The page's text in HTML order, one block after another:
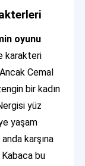
oyunu
karakteri
Cemal
bir kadın
yüz
yaşam
karşına
Kabaca bu